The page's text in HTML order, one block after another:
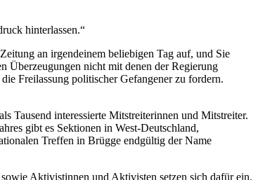
hinterlassen.“
an irgendeinem beliebigen Tag auf, und Sie
Überzeugungen nicht mit denen der Regierung
Freilassung politischer Gefangener zu fordern.
Tausend interessierte Mitstreiterinnen und Mitstreiter.
gibt es Sektionen in West-Deutschland,
Treffen in Brügge endgültig der Name
Aktivistinnen und Aktivisten setzen sich dafür ein,